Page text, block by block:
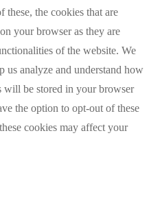
these, the cookies that are
your browser as they are
of the website. We
us analyze and understand how
will be stored in your browser
the option to opt-out of these
cookies may affect your